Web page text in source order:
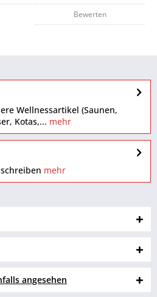
Bewerten
Wellnessartikel (Saunen,
Kotas,... mehr
mehr
angesehen